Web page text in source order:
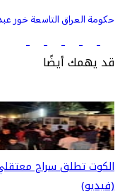
حكومة العراق التاسعةخور
قد يهمك أيضًا
الكوت تطلق سراح
(فيديو)